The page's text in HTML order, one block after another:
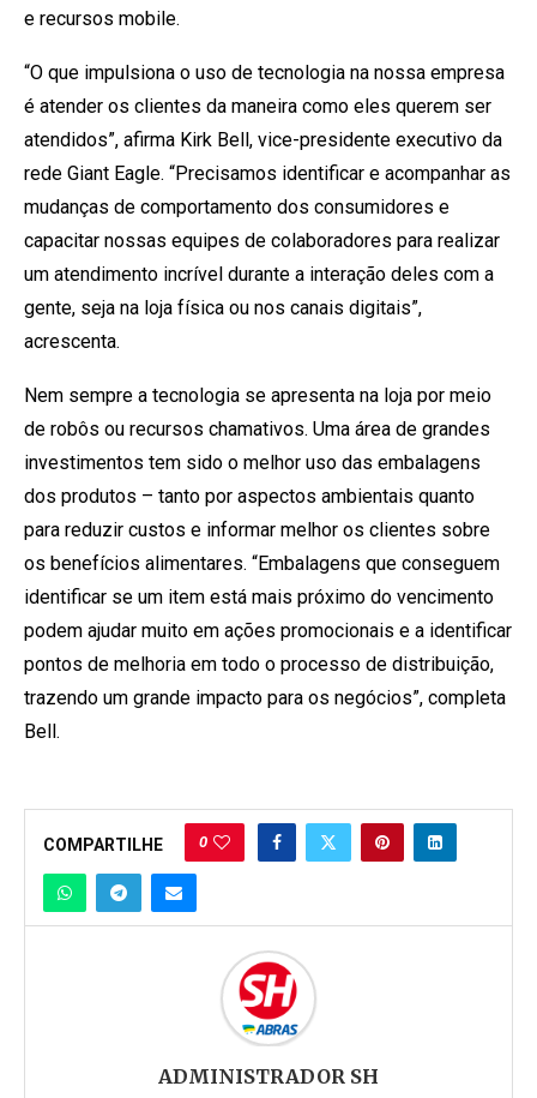
e recursos mobile.
“O que impulsiona o uso de tecnologia na nossa empresa
é atender os clientes da maneira como eles querem ser
atendidos”, afirma Kirk Bell, vice-presidente executivo da
rede Giant Eagle. “Precisamos identificar e acompanhar as
mudanças de comportamento dos consumidores e
capacitar nossas equipes de colaboradores para realizar
um atendimento incrível durante a interação deles com a
gente, seja na loja física ou nos canais digitais”,
acrescenta.
Nem sempre a tecnologia se apresenta na loja por meio
de robôs ou recursos chamativos. Uma área de grandes
investimentos tem sido o melhor uso das embalagens
dos produtos – tanto por aspectos ambientais quanto
para reduzir custos e informar melhor os clientes sobre
os benefícios alimentares. “Embalagens que conseguem
identificar se um item está mais próximo do vencimento
podem ajudar muito em ações promocionais e a identificar
pontos de melhoria em todo o processo de distribuição,
trazendo um grande impacto para os negócios”, completa
Bell.
COMPARTILHE 0
ADMINISTRADOR SH